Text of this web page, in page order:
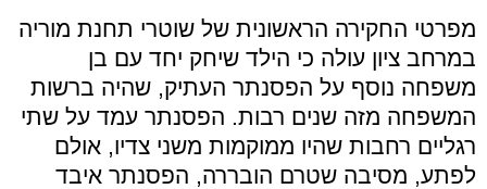
מפרטי החקירה הראשונית של שוטרי תחנת מוריה
במרחב ציון עולה כי הילד שיחק יחד עם בן
משפחה נוסף על הפסנתר העתיק, שהיה ברשות
המשפחה מזה שנים רבות. הפסנתר עמד על שתי
רגליים רחבות שהיו ממוקמות משני צדיו, אולם
לפתע, מסיבה שטרם הובררה, הפסנתר איבד